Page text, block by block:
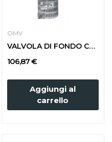
OMV
VALVOLA DI FONDO CON GIUNTO SFERICO MASCHIO d....
106,87 €
Aggiungi al
carrello